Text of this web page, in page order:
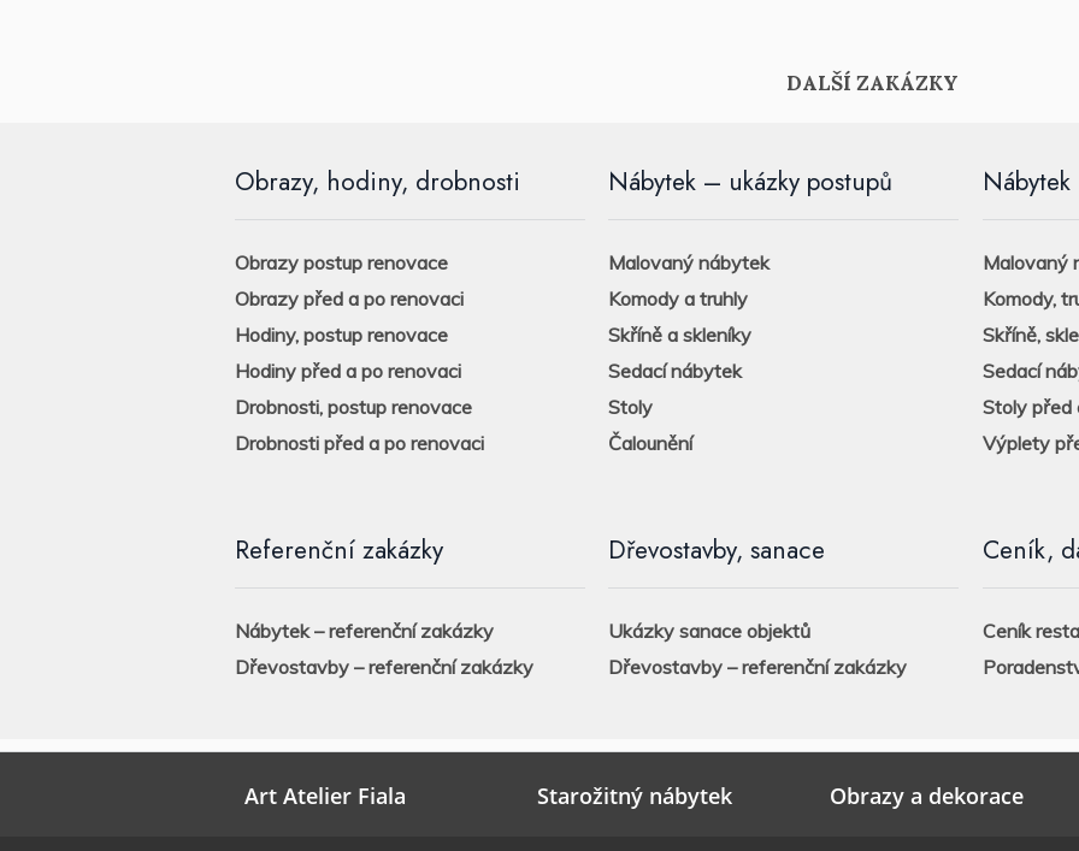
DALŠÍ ZAKÁZKY
Obrazy, hodiny, drobnosti
Obrazy postup renovace
Obrazy před a po renovaci
Hodiny, postup renovace
Hodiny před a po renovaci
Drobnosti, postup renovace
Drobnosti před a po renovaci
Nábytek – ukázky postupů
Malovaný nábytek
Komody a truhly
Skříně a skleníky
Sedací nábytek
Stoly
Čalounění
Malovaný
Komody,
Skříně,
Sedací
Stoly před
Výplety
Referenční zakázky
Nábytek – referenční zakázky
Dřevostavby – referenční zakázky
Dřevostavby, sanace
Ukázky sanace objektů
Dřevostavby – referenční zakázky
Ceník,
Ceník
Art Atelier Fiala Starožitný nábytek Obrazy a dekorace